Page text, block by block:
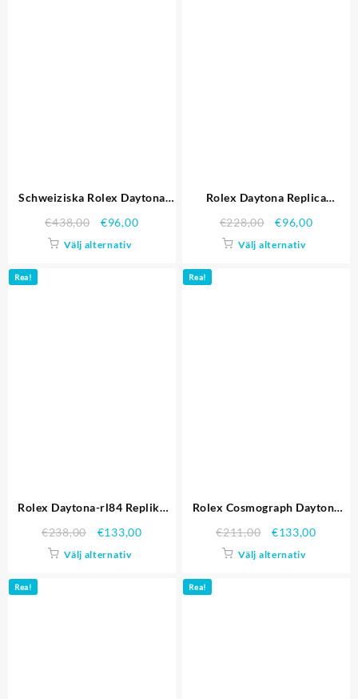
Schweiziska Rolex Daytona
Dial 80.297 Replika Klockor
€438,00 €96,00
Välj alternativ
Rolex Daytona Replica
€228,00 €96,00
Välj alternativ
Rea!
Rolex Daytona-rl84 Replika
€238,00 €133,00
Välj alternativ
Rea!
Rolex Cosmograph Daytona
armband 622.543 Replika
Klockor
€211,00 €133,00
Välj alternativ
Rea! Rea!